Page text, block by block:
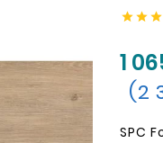
  
1
(2
SPC